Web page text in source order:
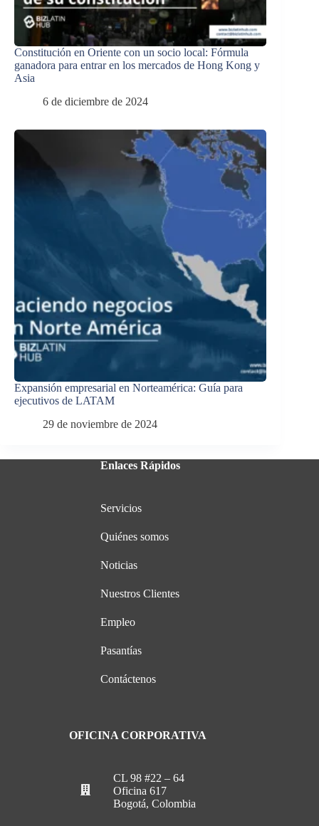
Constitución en Oriente con un socio local: Fórmula
ganadora para entrar en los mercados de Hong Kong y
Asia
6 de diciembre de 2024
Expansión empresarial en Norteamérica: Guía para
ejecutivos de LATAM
29 de noviembre de 2024
Enlaces Rápidos
Servicios
Quiénes somos
Noticias
Nuestros Clientes
Empleo
Pasantías
Contáctenos
OFICINA CORPORATIVA
CL 98 #22 – 64
Oficina 617
Bogotá, Colombia